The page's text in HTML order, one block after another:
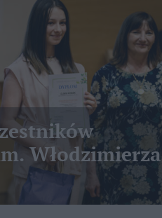
Włodzimierza